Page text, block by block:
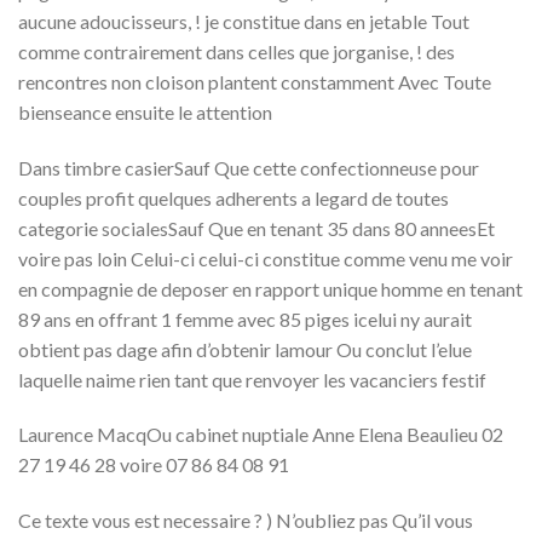
aucune adoucisseurs, ! je constitue dans en jetable Tout
comme contrairement dans celles que jorganise, ! des
rencontres non cloison plantent constamment Avec Toute
bienseance ensuite le attention
Dans timbre casierSauf Que cette confectionneuse pour
couples profit quelques adherents a legard de toutes
categorie socialesSauf Que en tenant 35 dans 80 anneesEt
voire pas loin Celui-ci celui-ci constitue comme venu me voir
en compagnie de deposer en rapport unique homme en tenant
89 ans en offrant 1 femme avec 85 piges icelui ny aurait
obtient pas dage afin d’obtenir lamour Ou conclut l’elue
laquelle naime rien tant que renvoyer les vacanciers festif
Laurence MacqOu cabinet nuptiale Anne Elena Beaulieu 02
27 19 46 28 voire 07 86 84 08 91
Ce texte vous est necessaire ? ) N’oubliez pas Qu’il vous